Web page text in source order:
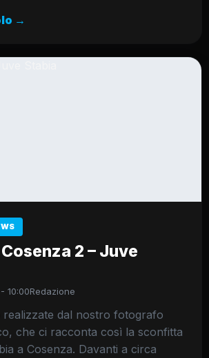
→
2 – Juve
10:00Redazione
dal nostro fotografo
che ci racconta così la sconfitta
a Cosenza. Davanti a circa